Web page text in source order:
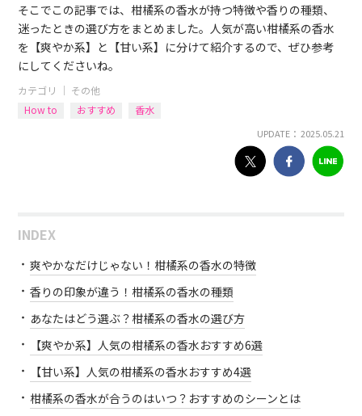
そこでこの記事では、柑橘系の香水が持つ特徴や香りの種類、
迷ったときの選び方をまとめました。人気が高い柑橘系の香水
を【爽やか系】と【甘い系】に分けて紹介するので、ぜひ参考
にしてくださいね。
カテゴリ ｜ その他
How to
おすすめ 香水
UPDATE： 2025.05.21
INDEX
爽やかなだけじゃない！柑橘系の香水の特徴
香りの印象が違う！柑橘系の香水の種類
あなたはどう選ぶ？柑橘系の香水の選び方
【爽やか系】人気の柑橘系の香水おすすめ6選
【甘い系】人気の柑橘系の香水おすすめ4選
柑橘系の香水が合うのはいつ？おすすめのシーンとは